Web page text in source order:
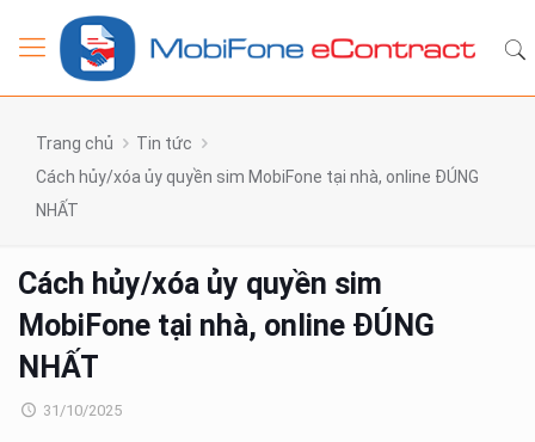
Trang chủ
Tin tức
Cách hủy/xóa ủy quyền sim MobiFone tại nhà, online ĐÚNG
NHẤT
Cách hủy/xóa ủy quyền sim
MobiFone tại nhà, online ĐÚNG
NHẤT
31/10/2025